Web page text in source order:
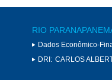
RIO
Dados Econômico-
DRI: CARLOS